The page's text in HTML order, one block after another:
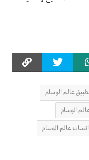
عالم الوسام
الوسام
عالم الوسام